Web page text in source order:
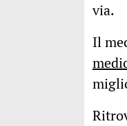
via.
Il